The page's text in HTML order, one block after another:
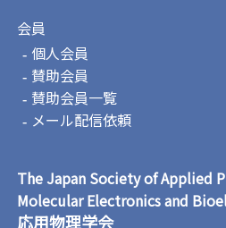
会員
個人会員
賛助会員
賛助会員一覧
メール配信依頼
The Japan Society of Applied
Molecular Electronics and
応用物理学会